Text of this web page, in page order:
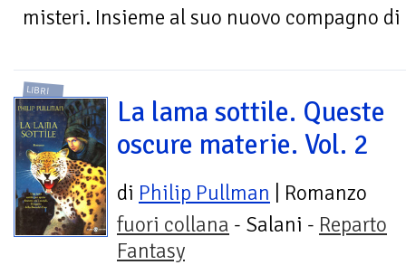
misteri. Insieme al suo nuovo compagno
LIBRI
La lama sottile. Queste
oscure materie. Vol. 2
di Philip Pullman | Romanzo
fuori collana - Salani - Reparto
Fantasy